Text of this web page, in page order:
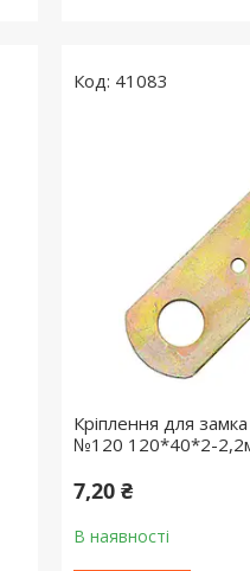
41083
Кріплення для
№120 120*40*2-
7,20 ₴
В наявності